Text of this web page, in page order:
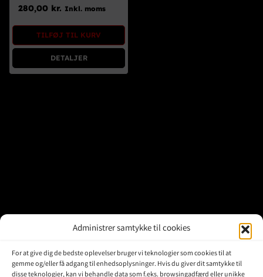
Administrer samtykke til cookies
For at give dig de bedste oplevelser bruger vi teknologier som cookies til at
gemme og/eller få adgang til enhedsoplysninger. Hvis du giver dit samtykke til
disse teknologier, kan vi behandle data som f.eks. browsingadfærd eller unikke
Kontakt Os
280,00 kr. Inkl. moms
TILFØJ TIL KURV
DETALJER